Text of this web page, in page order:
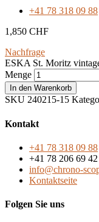
+41 78 318 09 88
1,850 CHF
Nachfrage
ESKA St. Moritz
Menge
In den Warenkorb
SKU 240215-15
Kontakt
+41 78 318 09 88
+41 78 206 69 42
info@chrono-
Kontaktseite
Folgen Sie uns